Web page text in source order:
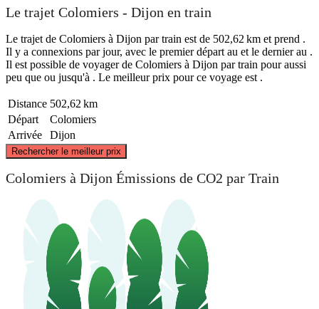
Le trajet Colomiers - Dijon en train
Le trajet de Colomiers à Dijon par train est de 502,62 km et prend .
Il y a connexions par jour, avec le premier départ au et le dernier au .
Il est possible de voyager de Colomiers à Dijon par train pour aussi
peu que ou jusqu'à . Le meilleur prix pour ce voyage est .
Distance 502,62 km
Départ
Colomiers
Arrivée
Dijon
Rechercher le meilleur prix
Colomiers à Dijon Émissions de CO2 par Train